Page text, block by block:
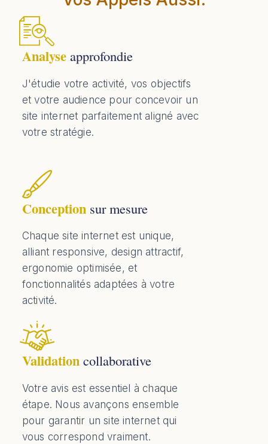
Analyse approfondie
J'étudie votre activité, vos objectifs
et votre audience pour concevoir un
site internet parfaitement aligné avec
votre stratégie.
Conception sur mesure
Chaque site internet est unique,
alliant responsive, design attractif,
ergonomie optimisée, et
fonctionnalités adaptées à votre
activité.
Validation collaborative
Votre avis est essentiel à chaque
étape. Nous avançons ensemble
pour garantir un site internet qui
vous correspond vraiment.